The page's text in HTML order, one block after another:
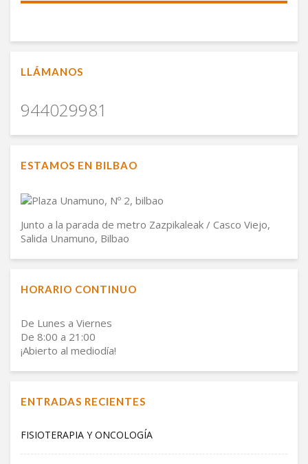
LLÁMANOS
944029981
ESTAMOS EN BILBAO
Junto a la parada de metro Zazpikaleak / Casco Viejo,
Salida Unamuno, Bilbao
HORARIO CONTINUO
De Lunes a Viernes
De 8:00 a 21:00
¡Abierto al mediodía!
ENTRADAS RECIENTES
FISIOTERAPIA Y ONCOLOGÍA